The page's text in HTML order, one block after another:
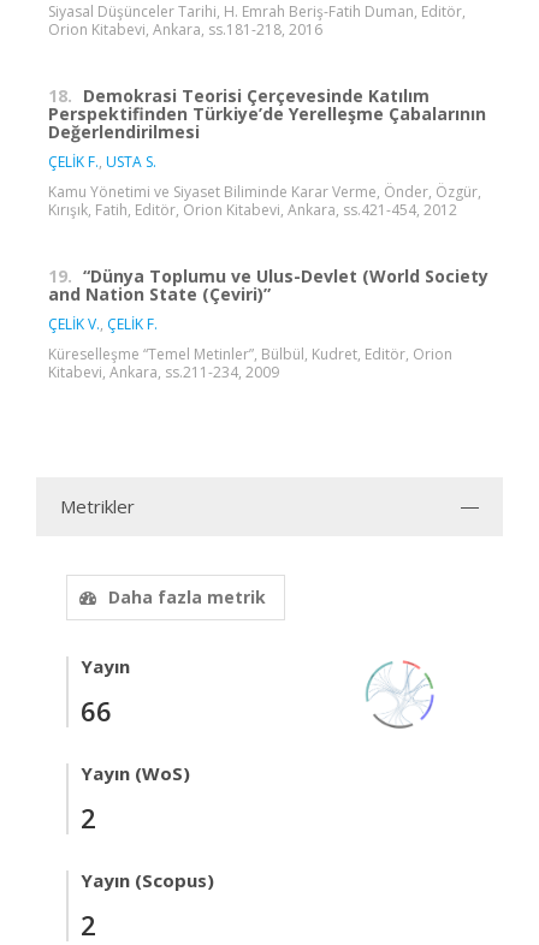
Siyasal Düşünceler Tarihi, H. Emrah Beriş-Fatih Duman, Editör,
Orion Kitabevi, Ankara, ss.181-218, 2016
18. Demokrasi Teorisi Çerçevesinde Katılım
Perspektifinden Türkiye’de Yerelleşme Çabalarının
Değerlendirilmesi
ÇELİK F., USTA S.
Kamu Yönetimi ve Siyaset Biliminde Karar Verme, Önder, Özgür,
Kırışık, Fatih, Editör, Orion Kitabevi, Ankara, ss.421-454, 2012
19. “Dünya Toplumu ve Ulus-Devlet (World Society
and Nation State (Çeviri)”
ÇELİK V., ÇELİK F.
Küreselleşme “Temel Metinler”, Bülbül, Kudret, Editör, Orion
Kitabevi, Ankara, ss.211-234, 2009
Metrikler
Daha fazla metrik
Yayın
66
Yayın (WoS)
2
Yayın (Scopus)
2